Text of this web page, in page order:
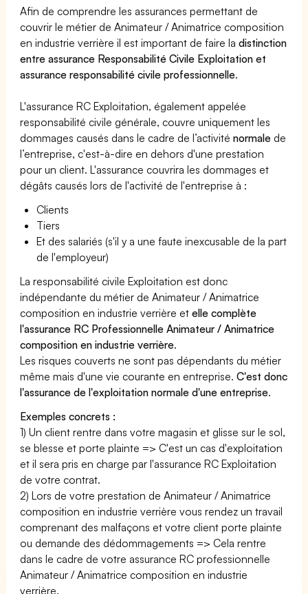
Afin de comprendre les assurances permettant de
couvrir le métier de Animateur / Animatrice composition
en industrie verrière il est important de faire ladistinction
entre assurance Responsabilité Civile Exploitation et
assurance responsabilité civile professionnelle.
L'assurance RC Exploitation, également appelée
responsabilité civile générale, couvre uniquement les
dommages causés dans le cadre de l’activiténormale de
l’entreprise, c'est-à-dire en dehors d'une prestation
pour un client. L'assurance couvrira les dommages et
dégâts causés lors de l'activité de l'entreprise à :
Clients
Tiers
Et des salariés (s'il y a une faute inexcusable de la part
de l'employeur)
La responsabilité civile Exploitation est donc
indépendante du métier de Animateur / Animatrice
composition en industrie verrière etelle complète
l'assurance RC Professionnelle Animateur / Animatrice
composition en industrie verrière.
Les risques couverts ne sont pas dépendants du métier
même mais d'une vie courante en entreprise.C'est donc
l'assurance de l'exploitation normale d'une entreprise.
Exemples concrets :
1) Un client rentre dans votre magasin et glisse sur le sol,
se blesse et porte plainte => C'est un cas d'exploitation
et il sera pris en charge par l'assurance RC Exploitation
de votre contrat.
2) Lors de votre prestation de Animateur / Animatrice
composition en industrie verrière vous rendez un travail
comprenant des malfaçons et votre client porte plainte
ou demande des dédommagements => Cela rentre
dans le cadre de votre assurance RC professionnelle
Animateur / Animatrice composition en industrie
verrière.